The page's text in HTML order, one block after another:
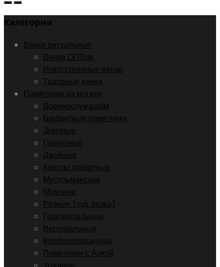
Категории
Венки ритуальные
Венки ОПТом
Искусственные венки
Траурные венки
Памятники на могилу
Военнослужащим
Бюджетные памятники
Элитные
Гранитные
Двойные
Кресты гранитные
Мусульманские
Мужчине
Резные (худ. резка)
Горизонтальные
Вертикальные
Комбинированные
Памятники с Аркой